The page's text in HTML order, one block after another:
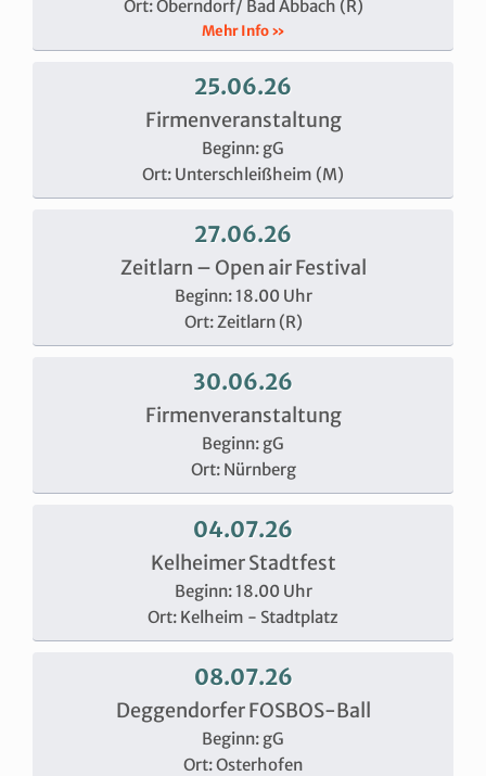
Ort: Oberndorf/ Bad Abbach (R)
Mehr Info »
25.06.26
Firmenveranstaltung
Beginn: gG
Ort: Unterschleißheim (M)
27.06.26
Zeitlarn – Open air Festival
Beginn: 18.00 Uhr
Ort: Zeitlarn (R)
30.06.26
Firmenveranstaltung
Beginn: gG
Ort: Nürnberg
04.07.26
Kelheimer Stadtfest
Beginn: 18.00 Uhr
Ort: Kelheim - Stadtplatz
08.07.26
Deggendorfer FOSBOS-Ball
Beginn: gG
Ort: Osterhofen